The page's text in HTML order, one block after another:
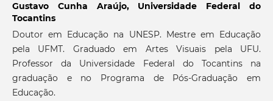
Gustavo Cunha Araújo, Universidade Federal do
Tocantins
Doutor em Educação na UNESP. Mestre em Educação
pela UFMT. Graduado em Artes Visuais pela UFU.
Professor da Universidade Federal do Tocantins na
graduação e no Programa de Pós-Graduação em
Educação.